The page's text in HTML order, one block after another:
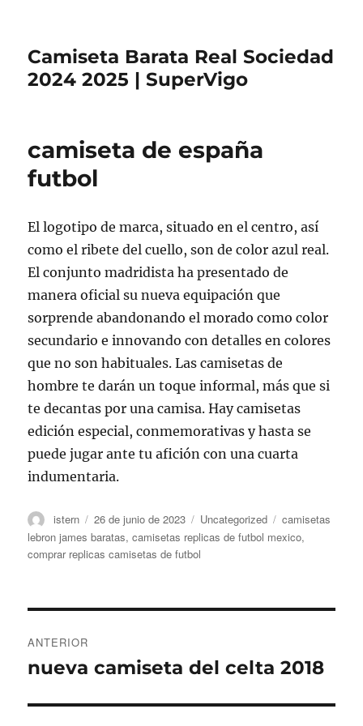
Camiseta Barata Real Sociedad
2024 2025 | SuperVigo
camiseta de españa
futbol
El logotipo de marca, situado en el centro, así
como el ribete del cuello, son de color azul real.
El conjunto madridista ha presentado de
manera oficial su nueva equipación que
sorprende abandonando el morado como color
secundario e innovando con detalles en colores
que no son habituales. Las camisetas de
hombre te darán un toque informal, más que si
te decantas por una camisa. Hay camisetas
edición especial, conmemorativas y hasta se
puede jugar ante tu afición con una cuarta
indumentaria.
Autor
istern
Publicado
el
26 de junio de 2023 Categorías
Uncategorized Etiquetas
camisetas
lebron james baratas,camisetas replicas de futbol mexico,
comprar replicas camisetas de futbol
de
ANTERIOR
Entrada
nueva camiseta del celta 2018